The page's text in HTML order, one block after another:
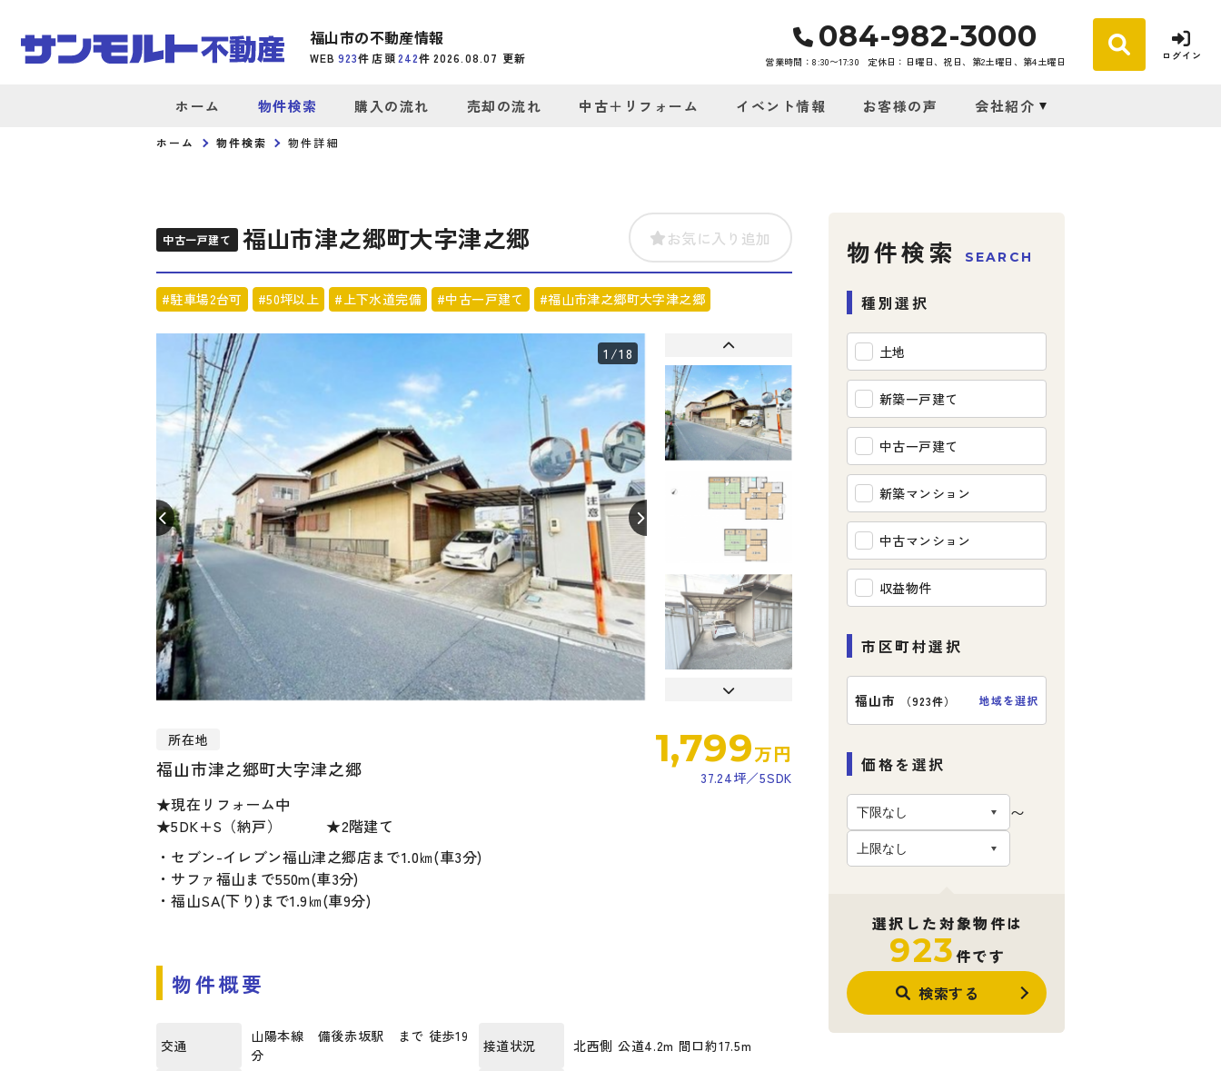
福山市の不動産情報
WEB 923件 店頭242件 2026.08.07 更新
084-982-3000
営業時間：8:30〜17:30 定休日：日曜日、祝日、第2土曜日、第4土曜日 ログイン
ホーム 物件検索 購入の流れ 売却の流れ 中古＋リフォーム イベント情報 お客様の声 会社紹介
ホーム 物件検索 物件詳細
中古一戸建て 福山市津之郷町大字津之郷 お気に入り追加
#駐車場2台可 #50坪以上 #上下水道完備 #中古一戸建て #福山市津之郷町大字津之郷
1 /18
所在地
福山市津之郷町大字津之郷 1,799万円
37.24坪 5SDK
★現在リフォーム中
★5DK+S（納戸） ★2階建て
・セブン-イレブン福山津之郷店まで1.0㎞(車3分)
・サファ福山まで550m(車3分)
・福山SA(下り)まで1.9㎞(車9分)
物件概要
交通
山陽本線 備後赤坂駅 まで 徒歩19
分
接道状況
北西側 公道4.2m 間口約17.5m
物件検索 SEARCH
種別選択
土地
新築一戸建て
中古一戸建て
新築マンション
中古マンション
収益物件
市区町村選択
福山市 （923件） 地域を選択
価格を選択
〜
選択した対象物件は
923件です
検索する